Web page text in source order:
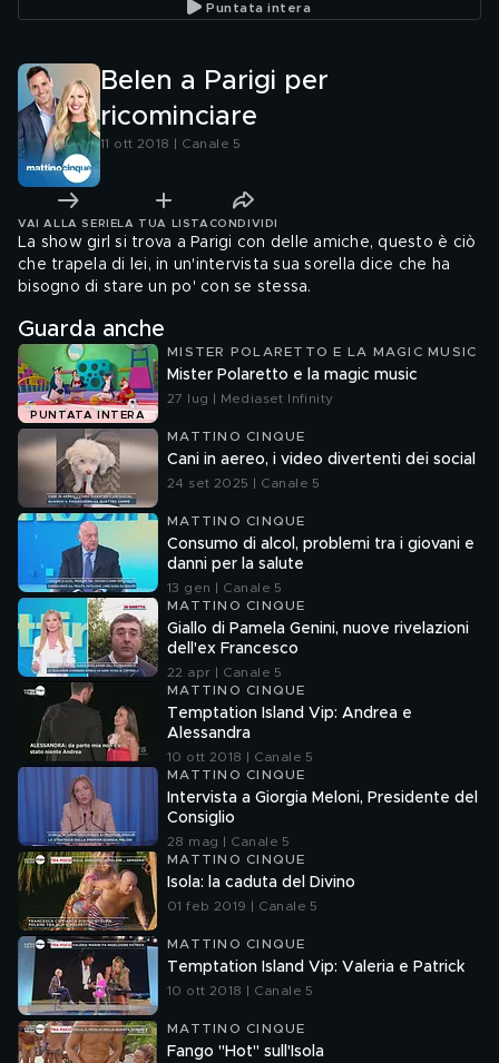
Puntata intera
Belen a Parigi per
ricominciare
11 ott 2018 | Canale 5
VAI ALLA SERIE LA TUA LISTA CONDIVIDI
La show girl si trova a Parigi con delle amiche, questo è ciò
che trapela di lei, in un'intervista sua sorella dice che ha
bisogno di stare un po' con se stessa.
Guarda anche
PUNTATA INTERA
MISTER POLARETTO E LA MAGIC MUSIC
Mister Polaretto e la magic music
27 lug | Mediaset Infinity
MATTINO CINQUE
Cani in aereo, i video divertenti dei social
24 set 2025 | Canale 5
MATTINO CINQUE
Consumo di alcol, problemi tra i giovani e
danni per la salute
13 gen | Canale 5
MATTINO CINQUE
Giallo di Pamela Genini, nuove rivelazioni
dell'ex Francesco
22 apr | Canale 5
MATTINO CINQUE
Temptation Island Vip: Andrea e
Alessandra
10 ott 2018 | Canale 5
MATTINO CINQUE
Intervista a Giorgia Meloni, Presidente del
Consiglio
28 mag | Canale 5
MATTINO CINQUE
Isola: la caduta del Divino
01 feb 2019 | Canale 5
MATTINO CINQUE
Temptation Island Vip: Valeria e Patrick
10 ott 2018 | Canale 5
MATTINO CINQUE
Fango "Hot" sull'Isola